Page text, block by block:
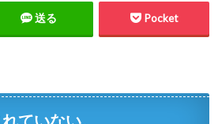
送る Pocket
ていない。